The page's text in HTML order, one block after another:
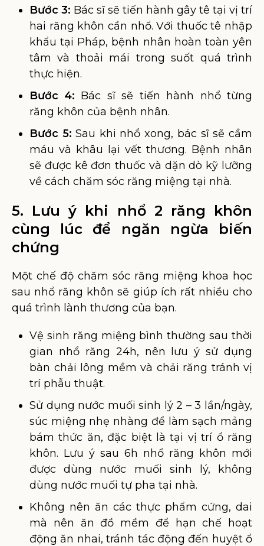
Bước 3: Bác sĩ sẽ tiến hành gây tê tại vị trí
hai răng khôn cần nhổ. Với thuốc tê nhập
khẩu tại Pháp, bệnh nhân hoàn toàn yên
tâm và thoải mái trong suốt quá trình
thực hiện.
Bước 4: Bác sĩ sẽ tiến hành nhổ từng
răng khôn của bệnh nhân.
Bước 5: Sau khi nhổ xong, bác sĩ sẽ cầm
máu và khâu lại vết thương. Bệnh nhân
sẽ được kê đơn thuốc và dặn dò kỹ lưỡng
về cách chăm sóc răng miệng tại nhà.
5. Lưu ý khi nhổ 2 răng khôn
cùng lúc để ngăn ngừa biến
chứng
Một chế độ chăm sóc răng miệng khoa học
sau nhổ răng khôn sẽ giúp ích rất nhiều cho
quá trình lành thương của bạn.
Vệ sinh răng miệng bình thường sau thời
gian nhổ răng 24h, nên lưu ý sử dụng
bàn chải lông mềm và chải răng tránh vị
trí phẫu thuật.
Sử dụng nước muối sinh lý 2 – 3 lần/ngày,
súc miệng nhẹ nhàng để làm sạch mảng
bám thức ăn, đặc biệt là tại vị trí ổ răng
khôn. Lưu ý sau 6h nhổ răng khôn mới
được dùng nước muối sinh lý, không
dùng nước muối tự pha tại nhà.
Không nên ăn các thực phẩm cứng, dai
mà nên ăn đồ mềm để hạn chế hoạt
động ăn nhai, tránh tác động đến huyệt ổ